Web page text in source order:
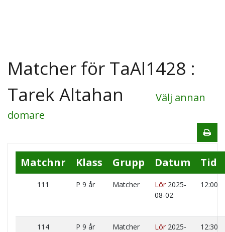
Matcher för TaAl1428 :
Tarek Altahan
Välj annan
domare
Matchnr Klass Grupp Datum Tid
111 P 9 år Matcher Lör2025-
08-02
12:00
114 P 9 år Matcher Lör 2025-
12:30